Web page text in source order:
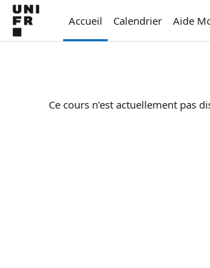
Passer au contenu principal
Accueil
Calendrier Aide
Ce cours n’est actuellement pas